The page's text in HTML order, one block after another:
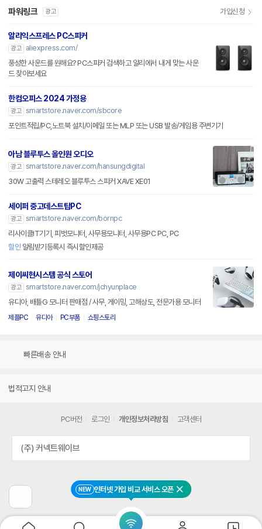
NEW 인터넷 가입 비교 서비스 오픈 닫기
파워링크 광고 가입신청
알리익스프레스 PC스피커
광고
aliexpress.com/
풍성한 사운드를 원해요? PC스피커 검색하고 알리에서 내게 맞는 사운
드 찾아보세요
한컴오피스 2024 가정용
광고 smartstore.naver.com/sbcore
포인트적립/PC,노트북 설치/이메일 또는 MLP 또는 USB 발송/게임용 주변기기
아남 블루투스 올인원 오디오
광고 smartstore.naver.com/hansungdigital
30W 고출력 스테레오 블루투스 스피커 XAVE XE01
세이퍼 중고데스트탑PC
광고 smartstore.naver.com/bornpc
리사이클IT기기, 피벗모니터, 사무용모니터, 사무용PC PC, PC
할인 알림받기등록시 즉시할인제공
제이씨현시스템 공식 스토어
광고 smartstore.naver.com/jchyunplace
유디아, 배틀G 모니터 판매점 / 사무, 게이밍, 고해상도, 전문가용 모니터
제플PC 유디아 PC부품 쇼핑스토리
빠른배송 안내
법적고지 안내
전
페
이
PC버전 로그인 개인정보처리방침 고객센터
(주) 커넥트웨이브